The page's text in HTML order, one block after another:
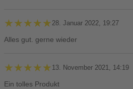
★★★★★
★★★★★ 28. Januar 2022, 19:27
Alles gut. gerne wieder
★★★★★
★★★★★ 13. November 2021, 14:19
Ein tolles Produkt